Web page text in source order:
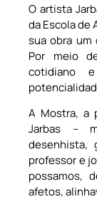
O artista
da Escola de
sua obra um
Por meio
cotidiano
A Mostra, a
Jarbas –
desenhista,
professor e
possamos,
afetos,